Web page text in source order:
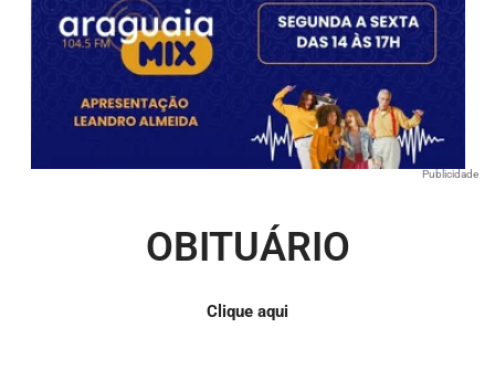
Publicidade
OBITUÁRIO
Clique aqui